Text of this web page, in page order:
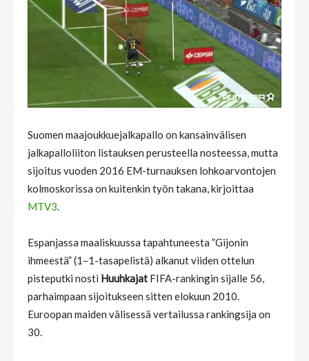
Suomen maajoukkuejalkapallo on kansainvälisen
jalkapalloliiton listauksen perusteella nosteessa, mutta
sijoitus vuoden 2016 EM-turnauksen lohkoarvontojen
kolmoskorissa on kuitenkin työn takana, kirjoittaa
MTV3.
Espanjassa maaliskuussa tapahtuneesta ”Gijonin
ihmeestä” (1–1-tasapelistä) alkanut viiden ottelun
pisteputki nosti Huuhkajat FIFA-rankingin sijalle 56,
parhaimpaan sijoitukseen sitten elokuun 2010.
Euroopan maiden välisessä vertailussa rankingsija on
30.